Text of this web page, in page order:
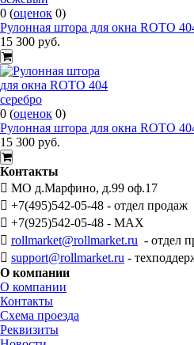
0 (оценок 0)
Рулонная штора для окна ROTO
15 300 руб.
0 (оценок 0)
Рулонная штора для окна ROTO
15 300 руб.
Контакты
МО д.Марфино, д.99 оф.17
+7(495)542-05-48 - отдел продаж
+7(925)542-05-48 - MAX
rollmarket@rollmarket.ru - отдел
support@rollmarket.ru -
О компании
О компании
Контакты
Схема проезда
Реквизиты